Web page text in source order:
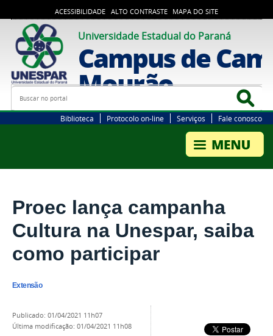
ACESSIBILIDADE ALTO CONTRASTE MAPA DO SITE
Universidade Estadual do Paraná
Campus de
Mourão
Busca
Biblioteca Protocolo on-line Serviços Fale conosco
Proec lança campanha
Cultura na Unespar, saiba
como participar
Extensão
publicado: 01/04/2021 11h07
última modificação: 01/04/2021 11h08